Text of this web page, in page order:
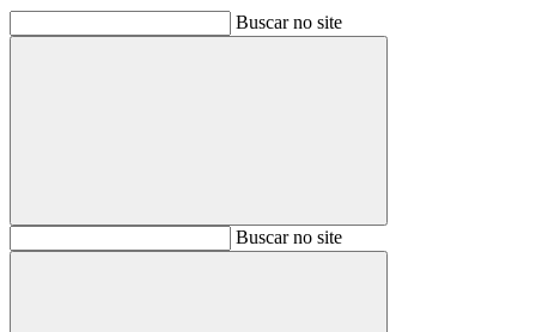
Buscar no site
BuscarBuscar no site